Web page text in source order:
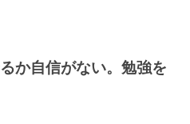
か自信がない。勉強を